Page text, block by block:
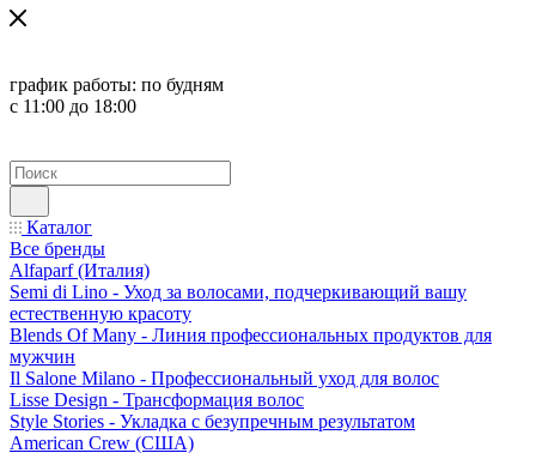
график работы: по будням
с 11:00 до 18:00
Каталог
Все бренды
Alfaparf (Италия)
Semi di Lino - Уход за волосами, подчеркивающий вашу
естественную красоту
Blends Of Many - Линия профессиональных продуктов для
мужчин
Il Salone Milano - Профессиональный уход для волос
Lisse Design - Трансформация волос
Style Stories - Укладка с безупречным результатом
American Crew (США)